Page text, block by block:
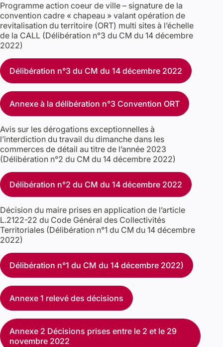
Programme action coeur de ville – signature de la
convention cadre « chapeau » valant opération de
revitalisation du territoire (ORT) multi sites à l’échelle
de la CALL (Délibération n°3 du CM du 14 décembre
2022)
Délibération n°3 du CM du 14 décembre 2022
Annexe à la délibération n°3 Convention ORT
Avis sur les dérogations exceptionnelles à
l’interdiction du travail du dimanche dans les
commerces de détail au titre de l’année 2023
(Délibération n°2 du CM du 14 décembre 2022)
Délibération n°2 du CM du 14 décembre 2022
Décision du maire prises en application de l’article
L.2122-22 du Code Général des Collectivités
Territoriales (Délibération n°1 du CM du 14 décembre
2022)
Délibération n°1 du CM du 14 décembre 2022)
Annexe 1 relevé des décisions
Annexe 2 Décisions prises entre le 2 et le 29
novembre 2022